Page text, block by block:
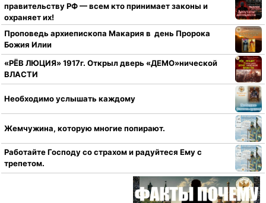
правительству РФ — всем кто принимает законы и
охраняет их!
Проповедь архиепископа Макария в день Пророка
Божия Илии
«РЁВ ЛЮЦИЯ» 1917г. Открыл дверь «ДЕМО»нической
ВЛАСТИ
Необходимо услышать каждому
Жемчужина, которую многие попирают.
Работайте Господу со страхом и радуйтеся Ему с
трепетом.